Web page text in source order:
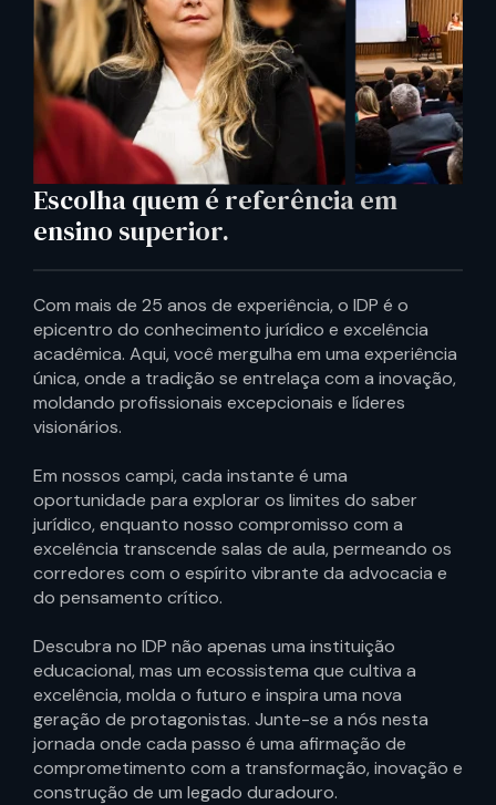
Escolha quem é referência em
ensino superior.
Com mais de 25 anos de experiência, o IDP é o
epicentro do conhecimento jurídico e excelência
acadêmica. Aqui, você mergulha em uma experiência
única, onde a tradição se entrelaça com a inovação,
moldando profissionais excepcionais e líderes
visionários.
Em nossos campi, cada instante é uma
oportunidade para explorar os limites do saber
jurídico, enquanto nosso compromisso com a
excelência transcende salas de aula, permeando os
corredores com o espírito vibrante da advocacia e
do pensamento crítico.
Descubra no IDP não apenas uma instituição
educacional, mas um ecossistema que cultiva a
excelência, molda o futuro e inspira uma nova
geração de protagonistas. Junte-se a nós nesta
jornada onde cada passo é uma afirmação de
comprometimento com a transformação, inovação e
construção de um legado duradouro.